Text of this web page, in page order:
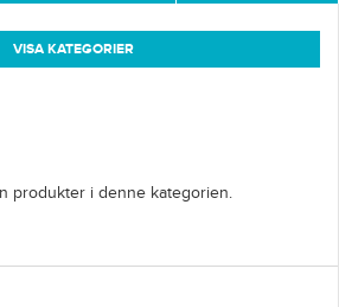
VISA KATEGORIER
produkter i denne kategorien.